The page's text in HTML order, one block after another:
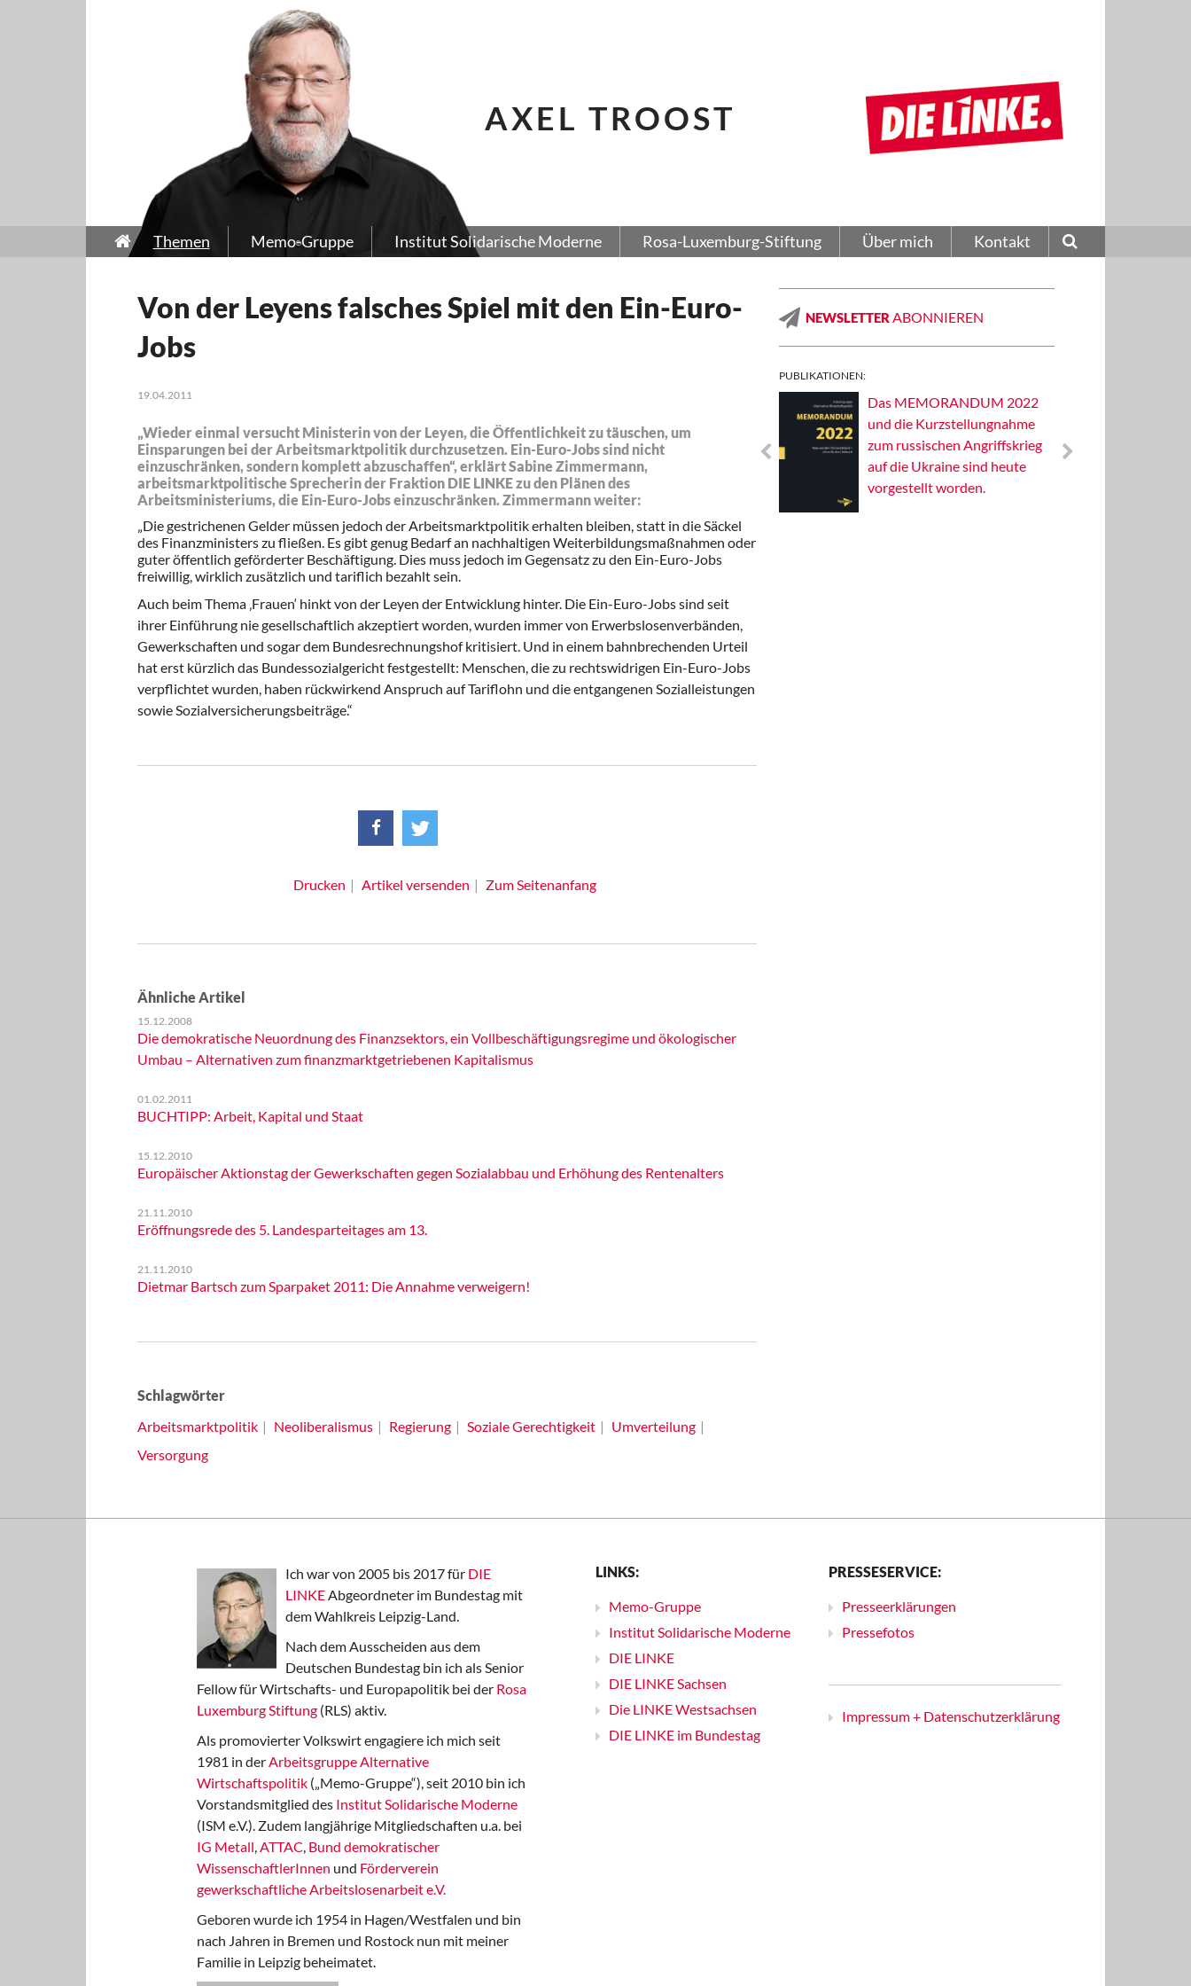
AXEL TROOST
Themen Memo-Gruppe Institut Solidarische Moderne Rosa-Luxemburg-Stiftung Über mich Kontakt
Von der Leyens falsches Spiel mit den Ein-Euro-
Jobs
19.04.2011
„Wieder einmal versucht Ministerin von der Leyen, die Öffentlichkeit zu täuschen, um
Einsparungen bei der Arbeitsmarktpolitik durchzusetzen. Ein-Euro-Jobs sind nicht
einzuschränken, sondern komplett abzuschaffen“, erklärt Sabine Zimmermann,
arbeitsmarktpolitische Sprecherin der Fraktion DIE LINKE zu den Plänen des
Arbeitsministeriums, die Ein-Euro-Jobs einzuschränken. Zimmermann weiter:
„Die gestrichenen Gelder müssen jedoch der Arbeitsmarktpolitik erhalten bleiben, statt in die Säckel
des Finanzministers zu fließen. Es gibt genug Bedarf an nachhaltigen Weiterbildungsmaßnahmen oder
guter öffentlich geförderter Beschäftigung. Dies muss jedoch im Gegensatz zu den Ein-Euro-Jobs
freiwillig, wirklich zusätzlich und tariflich bezahlt sein.
Auch beim Thema ‚Frauen‘ hinkt von der Leyen der Entwicklung hinter. Die Ein-Euro-Jobs sind seit
ihrer Einführung nie gesellschaftlich akzeptiert worden, wurden immer von Erwerbslosenverbänden,
Gewerkschaften und sogar dem Bundesrechnungshof kritisiert. Und in einem bahnbrechenden Urteil
hat erst kürzlich das Bundessozialgericht festgestellt: Menschen, die zu rechtswidrigen Ein-Euro-Jobs
verpflichtet wurden, haben rückwirkend Anspruch auf Tariflohn und die entgangenen Sozialleistungen
sowie Sozialversicherungsbeiträge.“
Drucken Artikel versenden Zum Seitenanfang
Ähnliche Artikel
15.12.2008
Die demokratische Neuordnung des Finanzsektors, ein Vollbeschäftigungsregime und ökologischer
Umbau – Alternativen zum finanzmarktgetriebenen Kapitalismus
01.02.2011
BUCHTIPP: Arbeit, Kapital und Staat
15.12.2010
Europäischer Aktionstag der Gewerkschaften gegen Sozialabbau und Erhöhung des Rentenalters
21.11.2010
Eröffnungsrede des 5. Landesparteitages am 13.
21.11.2010
Dietmar Bartsch zum Sparpaket 2011: Die Annahme verweigern!
Schlagwörter
Arbeitsmarktpolitik
Neoliberalismus Regierung Soziale Gerechtigkeit
Umverteilung
Versorgung
NEWSLETTER ABONNIEREN
PUBLIKATIONEN:
Mosaiklinke Perspektiven
Das MEMORANDUM 2022
und die Kurzstellungnahme
zum russischen Angriffskrieg
auf die Ukraine sind heute
vorgestellt worden.
Ich war von 2005 bis 2017 für DIE
LINKEAbgeordneter im Bundestag mit
dem Wahlkreis Leipzig-Land.
Nach dem Ausscheiden aus dem
Deutschen Bundestag bin ich als Senior
Fellow für Wirtschafts- und Europapolitik bei der Rosa
Luxemburg Stiftung (RLS) aktiv.
Als promovierter Volkswirt engagiere ich mich seit
1981 in derArbeitsgruppe Alternative
Wirtschaftspolitik („Memo-Gruppe“), seit 2010 bin ich
Vorstandsmitglied des Institut Solidarische Moderne
(ISM e.V.). Zudem langjährige Mitgliedschaften u.a. bei
IG Metall,ATTAC, Bund demokratischer
WissenschaftlerInnen und Förderverein
gewerkschaftliche Arbeitslosenarbeit e.V.
Geboren wurde ich 1954 in Hagen/Westfalen und bin
nach Jahren in Bremen und Rostock nun mit meiner
Familie in Leipzig beheimatet.
LINKS:
Memo-Gruppe
Institut Solidarische Moderne
DIE LINKE
DIE LINKE Sachsen
Die LINKE Westsachsen
DIE LINKE im Bundestag
PRESSESERVICE:
Presseerklärungen
Pressefotos
Impressum + Datenschutzerklärung